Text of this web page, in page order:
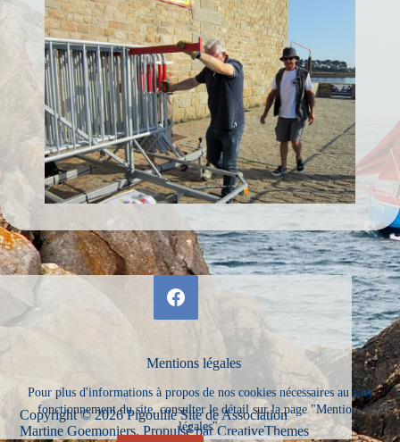
Pour plus d'informations à propos de nos cookies nécessaires au bon
fonctionnement du site, consulter le détail sur la page "Mentions
légales".
Mentions légales
Copyright © 2026 Pigouille Site de Association
Martine Goemoniers. Propulsé parCreativeThemes